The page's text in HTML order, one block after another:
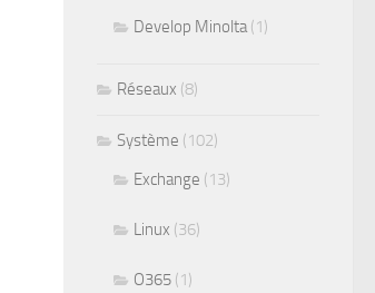
Develop Minolta (1)
Réseaux (8)
Système (102)
Exchange (13)
Linux (36)
O365 (1)